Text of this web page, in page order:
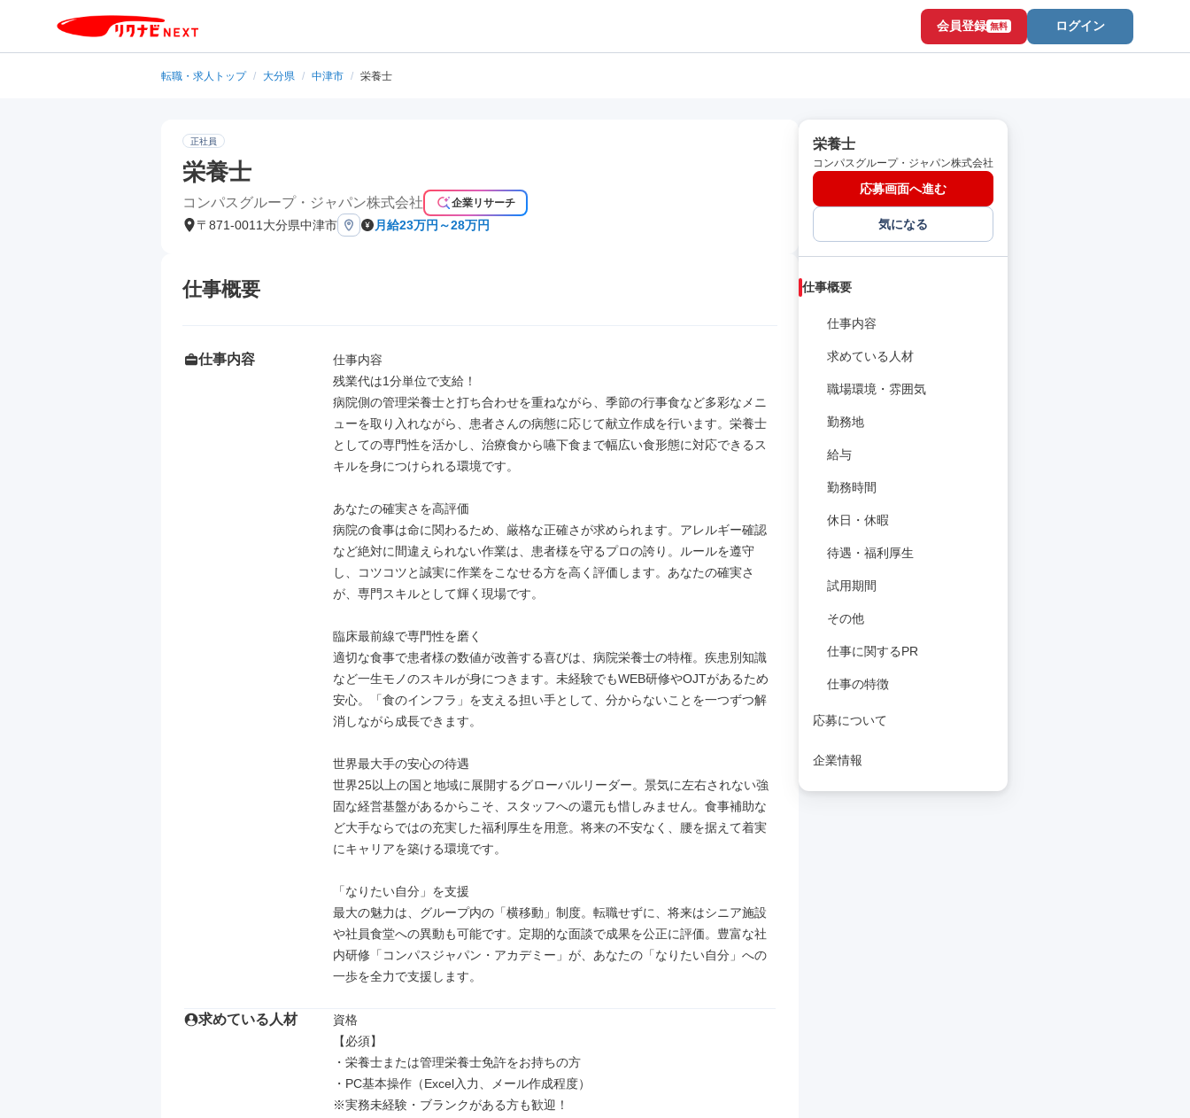
会員登録 無料 ログイン
転職・求人トップ / 大分県 / 中津市 / 栄養士
正社員
栄養士
コンパスグループ・ジャパン株式会社 企業リサーチ
〒871-0011大分県中津市 月給23万円～28万円
仕事概要
仕事内容
仕事内容
残業代は1分単位で支給！
病院側の管理栄養士と打ち合わせを重ねながら、季節の行事食など多彩なメニ
ューを取り入れながら、患者さんの病態に応じて献立作成を行います。栄養士
としての専門性を活かし、治療食から嚥下食まで幅広い食形態に対応できるス
キルを身につけられる環境です。
あなたの確実さを高評価
病院の食事は命に関わるため、厳格な正確さが求められます。アレルギー確認
など絶対に間違えられない作業は、患者様を守るプロの誇り。ルールを遵守
し、コツコツと誠実に作業をこなせる方を高く評価します。あなたの確実さ
が、専門スキルとして輝く現場です。
臨床最前線で専門性を磨く
適切な食事で患者様の数値が改善する喜びは、病院栄養士の特権。疾患別知識
など一生モノのスキルが身につきます。未経験でもWEB研修やOJTがあるため
安心。「食のインフラ」を支える担い手として、分からないことを一つずつ解
消しながら成長できます。
世界最大手の安心の待遇
世界25以上の国と地域に展開するグローバルリーダー。景気に左右されない強
固な経営基盤があるからこそ、スタッフへの還元も惜しみません。食事補助な
ど大手ならではの充実した福利厚生を用意。将来の不安なく、腰を据えて着実
にキャリアを築ける環境です。
「なりたい自分」を支援
最大の魅力は、グループ内の「横移動」制度。転職せずに、将来はシニア施設
や社員食堂への異動も可能です。定期的な面談で成果を公正に評価。豊富な社
内研修「コンパスジャパン・アカデミー」が、あなたの「なりたい自分」への
一歩を全力で支援します。
求めている人材
資格
【必須】
・栄養士または管理栄養士免許をお持ちの方
・PC基本操作（Excel入力、メール作成程度）
※実務未経験・ブランクがある方も歓迎！
栄養士
コンパスグループ・ジャパン株式会社
応募画面へ進む
気になる
仕事概要
仕事内容
求めている人材
職場環境・雰囲気
勤務地
給与
勤務時間
休日・休暇
待遇・福利厚生
試用期間
その他
仕事に関するPR
仕事の特徴
応募について
企業情報